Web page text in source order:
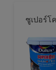
ซูเปอร์โ